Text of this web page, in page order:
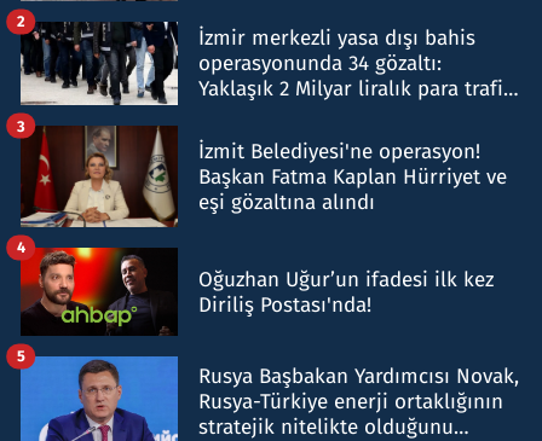
İzmir merkezli yasa dışı bahis
operasyonunda 34 gözaltı:
Yaklaşık 2 Milyar liralık para trafiği
2
İzmit Belediyesi'ne operasyon!
Başkan Fatma Kaplan Hürriyet ve
eşi gözaltına alındı
3
Oğuzhan Uğur’un ifadesi ilk kez
Diriliş Postası'nda!
4
Rusya Başbakan Yardımcısı Novak,
Rusya-Türkiye enerji ortaklığının
stratejik nitelikte olduğunu
5